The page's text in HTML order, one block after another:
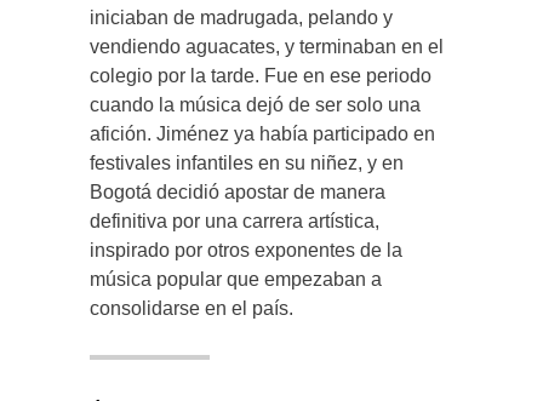
iniciaban de madrugada, pelando y
vendiendo aguacates, y terminaban en el
colegio por la tarde. Fue en ese periodo
cuando la música dejó de ser solo una
afición. Jiménez ya había participado en
festivales infantiles en su niñez, y en
Bogotá decidió apostar de manera
definitiva por una carrera artística,
inspirado por otros exponentes de la
música popular que empezaban a
consolidarse en el país.